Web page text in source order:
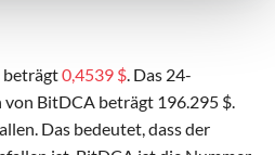
beträgt0,4539 $. Das 24-
BitDCA beträgt 196.295 $.
Das bedeutet, dass der